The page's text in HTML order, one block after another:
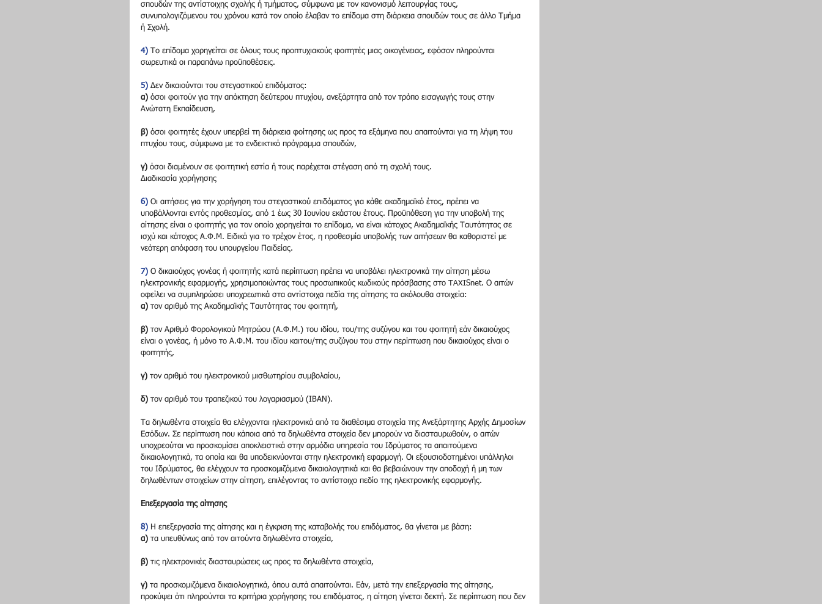
σπουδών της αντίστοιχης σχολής ή τμήματος, σύμφωνα με τον κανονισμό λειτουργίας τους,
συνυπολογιζόμενου του χρόνου κατά τον οποίο έλαβαν το επίδομα στη διάρκεια σπουδών τους σε άλλο Τμήμα
ή Σχολή.
4) Το επίδομα χορηγείται σε όλους τους προπτυχιακούς φοιτητές μιας οικογένειας, εφόσον πληρούνται
σωρευτικά οι παραπάνω προϋποθέσεις.
5) Δεν δικαιούνται του στεγαστικού επιδόματος:
α) όσοι φοιτούν για την απόκτηση δεύτερου πτυχίου, ανεξάρτητα από τον τρόπο εισαγωγής τους στην
Ανώτατη Εκπαίδευση,
β) όσοι φοιτητές έχουν υπερβεί τη διάρκεια φοίτησης ως προς τα εξάμηνα που απαιτούνται για τη λήψη του
πτυχίου τους, σύμφωνα με το ενδεικτικό πρόγραμμα σπουδών,
γ) όσοι διαμένουν σε φοιτητική εστία ή τους παρέχεται στέγαση από τη σχολή τους.
Διαδικασία χορήγησης
6) Οι αιτήσεις για την χορήγηση του στεγαστικού επιδόματος για κάθε ακαδημαϊκό έτος, πρέπει να
υποβάλλονται εντός προθεσμίας, από 1 έως 30 Ιουνίου εκάστου έτους. Προϋπόθεση για την υποβολή της
αίτησης είναι ο φοιτητής για τον οποίο χορηγείται το επίδομα, να είναι κάτοχος Ακαδημαϊκής Ταυτότητας σε
ισχύ και κάτοχος Α.Φ.Μ. Ειδικά για το τρέχον έτος, η προθεσμία υποβολής των αιτήσεων θα καθοριστεί με
νεότερη απόφαση του υπουργείου Παιδείας.
7) Ο δικαιούχος γονέας ή φοιτητής κατά περίπτωση πρέπει να υποβάλει ηλεκτρονικά την αίτηση μέσω
ηλεκτρονικής εφαρμογής, χρησιμοποιώντας τους προσωπικούς κωδικούς πρόσβασης στο TAXISnet. Ο αιτών
οφείλει να συμπληρώσει υποχρεωτικά στα αντίστοιχα πεδία της αίτησης τα ακόλουθα στοιχεία:
α) τον αριθμό της Ακαδημαϊκής Ταυτότητας του φοιτητή,
β) τον Αριθμό Φορολογικού Μητρώου (Α.Φ.Μ.) του ιδίου, του/της συζύγου και του φοιτητή εάν δικαιούχος
είναι ο γονέας, ή μόνο το Α.Φ.Μ. του ιδίου καιτου/της συζύγου του στην περίπτωση που δικαιούχος είναι ο
φοιτητής,
γ) τον αριθμό του ηλεκτρονικού μισθωτηρίου συμβολαίου,
δ) τον αριθμό του τραπεζικού του λογαριασμού (ΙΒΑΝ).
Τα δηλωθέντα στοιχεία θα ελέγχονται ηλεκτρονικά από τα διαθέσιμα στοιχεία της Ανεξάρτητης Αρχής Δημοσίων
Εσόδων. Σε περίπτωση που κάποια από τα δηλωθέντα στοιχεία δεν μπορούν να διασταυρωθούν, ο αιτών
υποχρεούται να προσκομίσει αποκλειστικά στην αρμόδια υπηρεσία του Ιδρύματος τα απαιτούμενα
δικαιολογητικά, τα οποία και θα υποδεικνύονται στην ηλεκτρονική εφαρμογή. Οι εξουσιοδοτημένοι υπάλληλοι
του Ιδρύματος, θα ελέγχουν τα προσκομιζόμενα δικαιολογητικά και θα βεβαιώνουν την αποδοχή ή μη των
δηλωθέντων στοιχείων στην αίτηση, επιλέγοντας το αντίστοιχο πεδίο της ηλεκτρονικής εφαρμογής.
Επεξεργασία της αίτησης
8) Η επεξεργασία της αίτησης και η έγκριση της καταβολής του επιδόματος, θα γίνεται με βάση:
α) τα υπευθύνως από τον αιτούντα δηλωθέντα στοιχεία,
β) τις ηλεκτρονικές διασταυρώσεις ως προς τα δηλωθέντα στοιχεία,
γ) τα προσκομιζόμενα δικαιολογητικά, όπου αυτά απαιτούνται. Εάν, μετά την επεξεργασία της αίτησης,
προκύψει ότι πληρούνται τα κριτήρια χορήγησης του επιδόματος, η αίτηση γίνεται δεκτή. Σε περίπτωση που δεν